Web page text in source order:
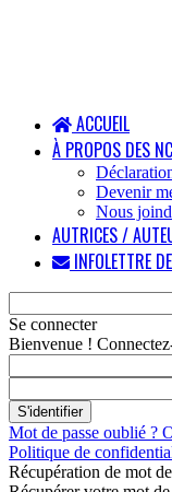
ACCUEIL
À PROPOS DES
Devenir
Nous
AUTRICES /
INFOLETTRE
Se connecter
Bienvenue !
Mot de passe oublié ?
Politique de
Récupération de mot